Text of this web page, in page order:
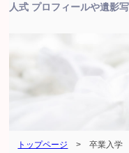
人式 プロフィールや遺影
トップページ > 卒業入学